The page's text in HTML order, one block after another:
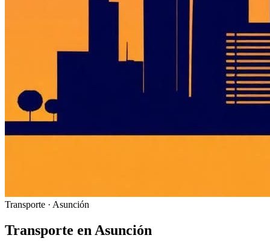
Transporte · Asunción
Transporte enAsunción